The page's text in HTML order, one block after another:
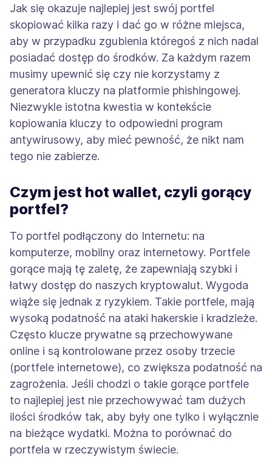
Jak się okazuje najlepiej jest swój portfel
skopiować kilka razy i dać go w różne miejsca,
aby w przypadku zgubienia któregoś z nich nadal
posiadać dostęp do środków. Za każdym razem
musimy upewnić się czy nie korzystamy z
generatora kluczy na platformie phishingowej.
Niezwykle istotna kwestia w kontekście
kopiowania kluczy to odpowiedni program
antywirusowy, aby mieć pewność, że nikt nam
tego nie zabierze.
Czym jest hot wallet, czyli gorący
portfel?
To portfel podłączony do Internetu: na
komputerze, mobilny oraz internetowy. Portfele
gorące mają tę zaletę, że zapewniają szybki i
łatwy dostęp do naszych kryptowalut. Wygoda
wiąże się jednak z ryzykiem. Takie portfele, mają
wysoką podatność na ataki hakerskie i kradzieże.
Często klucze prywatne są przechowywane
online i są kontrolowane przez osoby trzecie
(portfele internetowe), co zwiększa podatność na
zagrożenia. Jeśli chodzi o takie gorące portfele
to najlepiej jest nie przechowywać tam dużych
ilości środków tak, aby były one tylko i wyłącznie
na bieżące wydatki. Można to porównać do
portfela w rzeczywistym świecie.